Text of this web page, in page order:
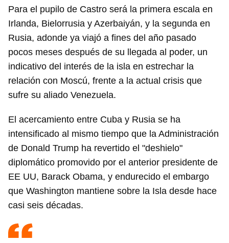
Para el pupilo de Castro será la primera escala en
Irlanda, Bielorrusia y Azerbaiyán, y la segunda en
Rusia, adonde ya viajó a fines del año pasado
pocos meses después de su llegada al poder, un
indicativo del interés de la isla en estrechar la
relación con Moscú, frente a la actual crisis que
sufre su aliado Venezuela.
El acercamiento entre Cuba y Rusia se ha
intensificado al mismo tiempo que la Administración
de Donald Trump ha revertido el "deshielo"
diplomático promovido por el anterior presidente de
EE UU, Barack Obama, y endurecido el embargo
que Washington mantiene sobre la Isla desde hace
casi seis décadas.